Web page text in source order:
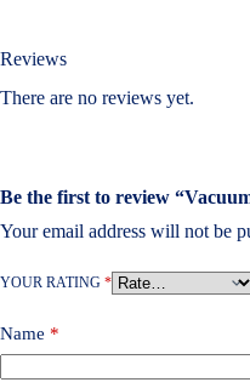
Reviews
There are no reviews yet.
Be the first to review
Your email address will not be
YOUR RATING *
Name *